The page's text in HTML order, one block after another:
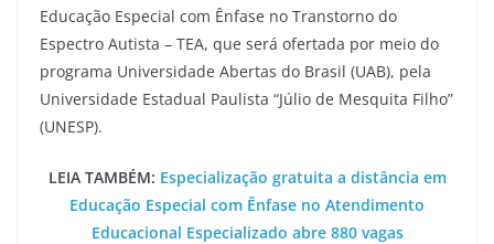
Educação Especial com Ênfase no Transtorno do
Espectro Autista – TEA, que será ofertada por meio do
programa Universidade Abertas do Brasil (UAB), pela
Universidade Estadual Paulista “Júlio de Mesquita Filho”
(UNESP).
LEIA TAMBÉM: Especialização gratuita a distância em
Educação Especial com Ênfase no Atendimento
Educacional Especializado abre 880 vagas